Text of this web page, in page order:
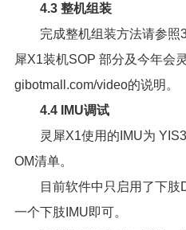
4.3 整机组装
完成整机组装方法请参照
犀X1装机SOP 部分及今年会
gibotmall.com/video的说明。
4.4 IMU调试
灵犀X1使用的IMU为
OM清单。
目前软件中只启用了下
一个下肢IMU即可。